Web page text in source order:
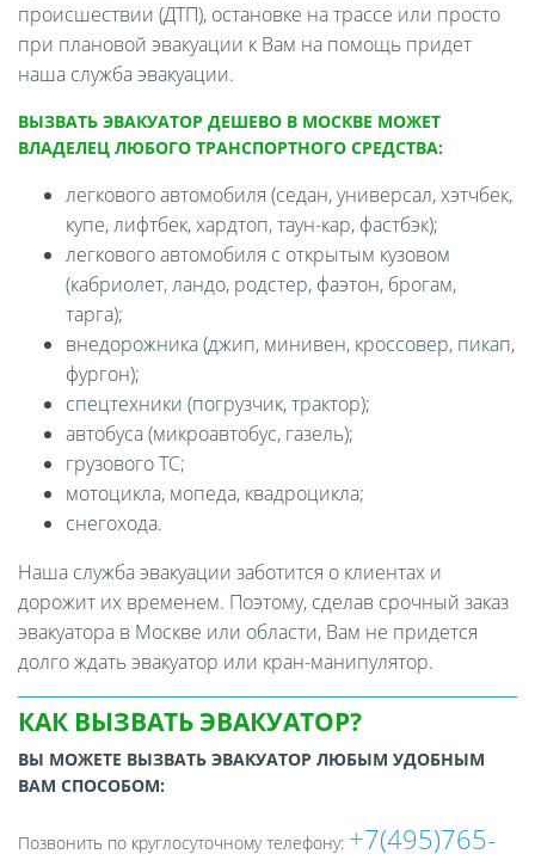
происшествии (ДТП), остановке на трассе или просто
при плановой эвакуации к Вам на помощь придет
наша служба эвакуации.
ВЫЗВАТЬ ЭВАКУАТОР ДЕШЕВО В МОСКВЕ МОЖЕТ
ВЛАДЕЛЕЦ ЛЮБОГО ТРАНСПОРТНОГО СРЕДСТВА:
легкового автомобиля (седан, универсал, хэтчбек,
купе, лифтбек, хардтоп, таун-кар, фастбэк);
легкового автомобиля с открытым кузовом
(кабриолет, ландо, родстер, фаэтон, брогам,
тарга);
внедорожника (джип, минивен, кроссовер, пикап,
фургон);
спецтехники (погрузчик, трактор);
автобуса (микроавтобус, газель);
грузового ТС;
мотоцикла, мопеда, квадроцикла;
снегохода.
Наша служба эвакуации заботится о клиентах и
дорожит их временем. Поэтому, сделав срочный заказ
эвакуатора в Москве или области, Вам не придется
долго ждать эвакуатор или кран-манипулятор.
КАК ВЫЗВАТЬ ЭВАКУАТОР?
ВЫ МОЖЕТЕ ВЫЗВАТЬ ЭВАКУАТОР ЛЮБЫМ УДОБНЫМ
ВАМ СПОСОБОМ:
Позвонить по круглосуточному телефону: +7(495)765-